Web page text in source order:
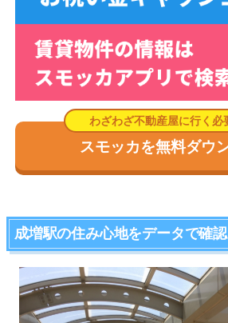
スモッカを無料ダウ
成増駅の住み心地をデータで確認